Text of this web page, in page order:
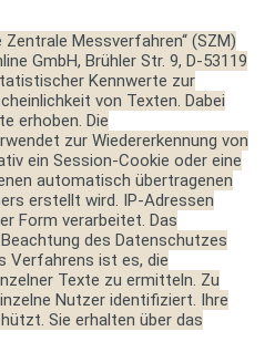
Zentrale Messverfahren“ (SZM)
GmbH, Brühler Str. 9, D-53119
Kennwerte zur
von Texten. Dabei
erhoben. Die
zur Wiedererkennung von
ein Session-Cookie oder eine
automatisch übertragenen
erstellt wird. IP-Adressen
Form verarbeitet. Das
des Datenschutzes
Verfahrens ist es, die
Texte zu ermitteln. Zu
Nutzer identifiziert. Ihre
Sie erhalten über das